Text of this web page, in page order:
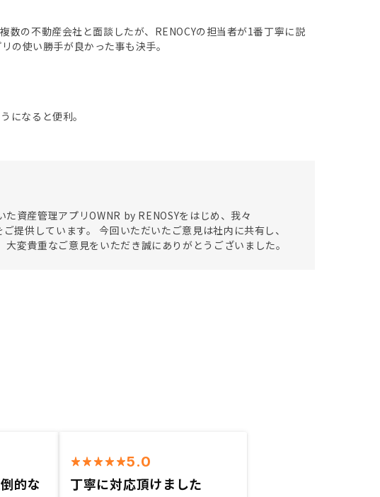
数の不動産会社と面談したが、RENOCYの担当者が1番丁寧に説
の使い勝手が良かった事も決手。
になると便利。
資産管理アプリOWNR by RENOSYをはじめ、我々
提供しています。 今回いただいたご意見は社内に共有し、
変貴重なご意見をいただき誠にありがとうございました。
的な
5.0
丁寧に対応頂けました